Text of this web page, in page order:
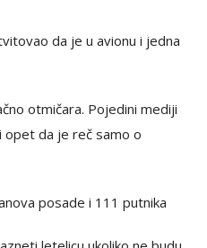
da je u avionu i jedna
otmičara. Pojedini mediji
opet da je reč samo o
posade i 111 putnika